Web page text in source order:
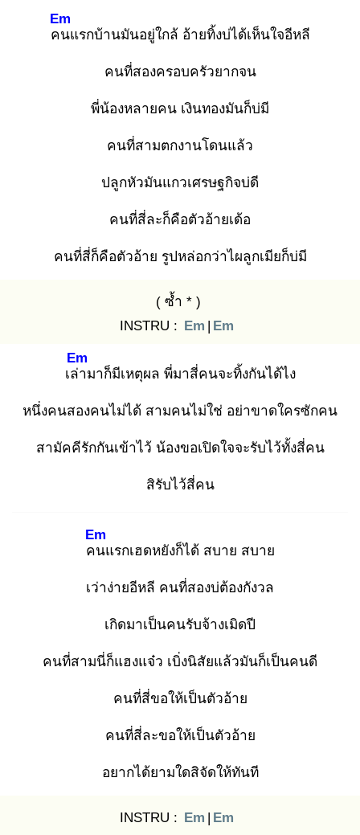
คน
Em
แรกบ้านมันอยู่ใกล้ อ้ายทิ้งบ่ได้เห็นใจอีหลี
คนที่สองครอบครัวยากจน
พี่น้องหลายคน เงินทองมันก็บ่มี
คนที่สามตกงานโดนแล้ว
ปลูกหัวมันแกวเศรษฐกิจบ่ดี
คนที่สี่ละก็คือตัวอ้ายเด้อ
คนที่สี่ก็คือตัวอ้าย รูปหล่อกว่าไผลูกเมียก็บ่มี
( ซ้ำ * )
INSTRU : Em | Em
เล่า
Em
มาก็มีเหตุผล พี่มาสี่คนจะทิ้งกันได้ไง
หนึ่งคนสองคนไม่ได้ สามคนไม่ใช่ อย่าขาดใครซักคน
สามัคคีรักกันเข้าไว้ น้องขอเปิดใจจะรับไว้ทั้งสี่คน
สิรับไว้สี่คน
คน
Em
แรกเฮดหยังก็ได้ สบาย สบาย
เว่าง่ายอีหลี คนที่สองบ่ต้องกังวล
เกิดมาเป็นคนรับจ้างเมิดปี
คนที่สามนี่ก็แฮงแจ๋ว เบิ่งนิสัยแล้วมันก็เป็นคนดี
คนที่สี่ขอให้เป็นตัวอ้าย
คนที่สี่ละขอให้เป็นตัวอ้าย
อยากได้ยามใดสิจัดให้ทันที
INSTRU : Em | Em